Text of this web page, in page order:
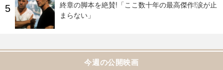
終章の脚本を絶賛!「ここ数十年の最高傑作!涙が止
まらない」
今週の公開映画